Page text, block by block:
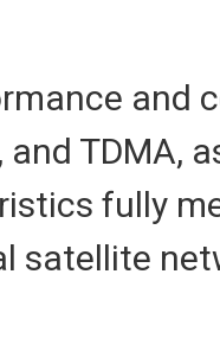
TDMA,
fully
satellite